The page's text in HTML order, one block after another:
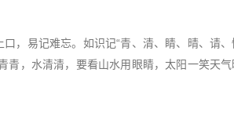
易记难忘。如识记“青、清、睛、晴、请、
青，水清清，要看山水用眼睛，太阳一笑天